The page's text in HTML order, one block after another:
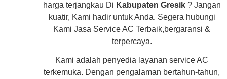
harga terjangkau Di Kabupaten Gresik? Jangan
kuatir, Kami hadir untuk Anda. Segera hubungi
Kami Jasa Service AC Terbaik,bergaransi &
terpercaya.
Kami adalah penyedia layanan service AC
terkemuka. Dengan pengalaman bertahun-tahun,